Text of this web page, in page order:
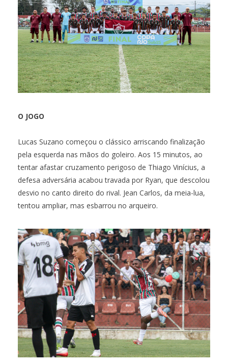
O JOGO
Lucas Suzano começou o clássico arriscando finalização
pela esquerda nas mãos do goleiro. Aos 15 minutos, ao
tentar afastar cruzamento perigoso de Thiago Vinícius, a
defesa adversária acabou travada por Ryan, que descolou
desvio no canto direito do rival. Jean Carlos, da meia-lua,
tentou ampliar, mas esbarrou no arqueiro.